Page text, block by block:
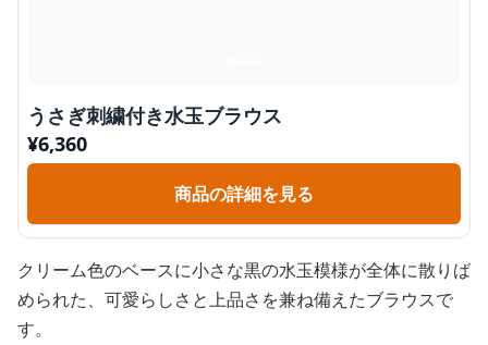
うさぎ刺繍付き水玉ブラウス
¥6,360
商品の詳細を見る
クリーム色のベースに小さな黒の水玉模様が全体に散りば
められた、可愛らしさと上品さを兼ね備えたブラウスで
す。